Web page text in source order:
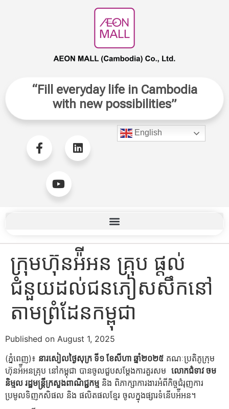
“Fill everyday life in Cambodia
with new possibilities”
English
ក្រុមហ៊ុនអ៉ីអន គ្រុប ផ្ដល់
ជំនួយដល់ជនភៀសសឹកនៅ
តាមព្រំដែនកម្ពុជា
Published on August 1, 2025
(ភ្នំពេញ)៖ នារសៀលថ្ងៃសុក្រ ទី១ ខែសីហា ឆ្នាំ២០២៥ គណៈប្រតិភូក្រុម
ហ៊ុនអ៉ីអនគ្រុប នៅកម្ពុជា បានចូលជួបសម្តែងការគួរសម លោកជំទាវ ចម
និម្មល រដ្ឋមន្ត្រីក្រសួងពាណិជ្ជកម្ម និង ពិភាក្សាការងារអំពីកិច្ចជំរុញការ
ប្រមូលទិញកសិផល និង ផលិតផលខ្មែរ ចូលក្នុងផ្សារទំនើបអ៉ីអន។